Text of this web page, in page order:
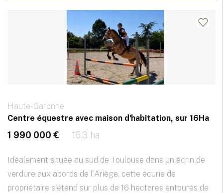
Haute-Garonne
Centre équestre avec maison d'habitation, sur 16Ha
1 990 000 € 16.3 ha
Idéalement située au sud de Toulouse dans un écrin de
verdure aux abords de l'Ariège, cette écurie de
propriétaire s'étend sur plus de 16 hectares entourés de